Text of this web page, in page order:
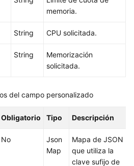
memoria.
String CPU solicitada.
String
Memorización
solicitada.
del campo personalizado
Obligatorio Tipo Descripción
No
Json
Map
Mapa de JSON
que utiliza la
clave sufijo de